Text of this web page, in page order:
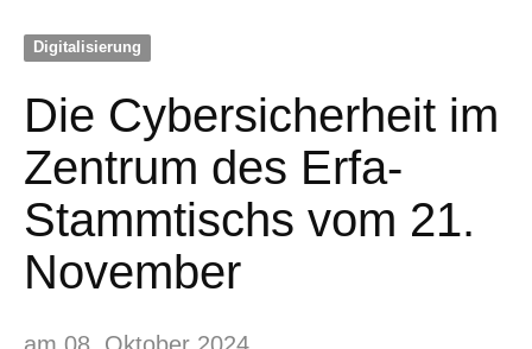
Digitalisierung
Die Cybersicherheit im
Zentrum des Erfa-
Stammtischs vom 21.
November